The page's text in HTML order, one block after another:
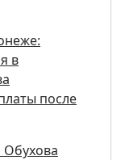
в
после
Обухова